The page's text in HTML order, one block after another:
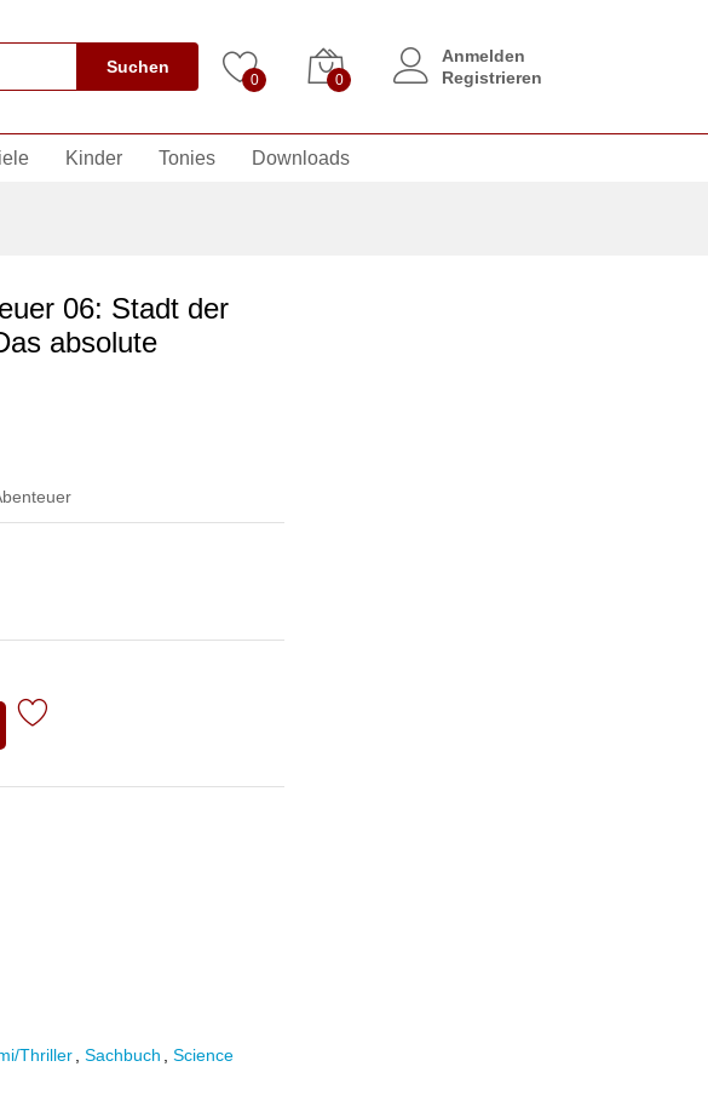
Suchen
0 0
Anmelden
Registrieren
Kinder Tonies Downloads
06: Stadt der
absolute
Thriller Sachbuch
Science